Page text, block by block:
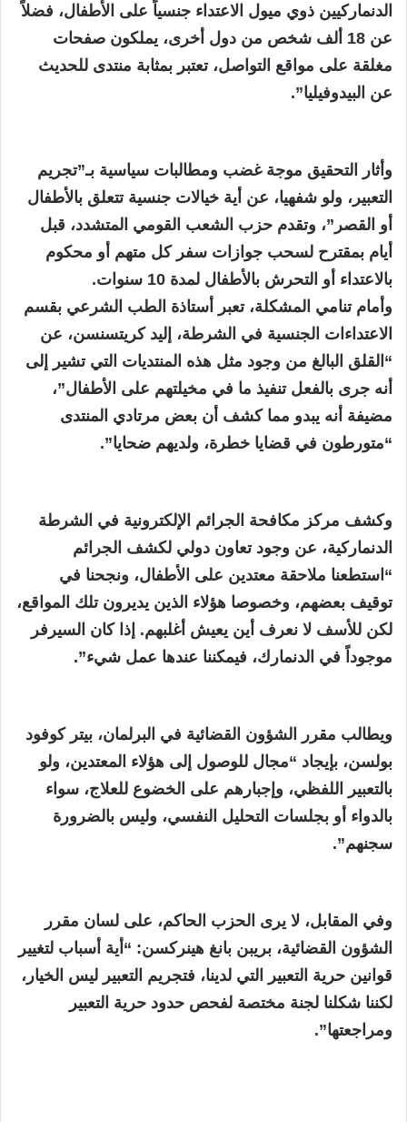
الدنماركيين ذوي ميول الاعتداء جنسياً على الأطفال، فضلاً
عن 18 ألف شخص من دول أخرى، يملكون صفحات
مغلقة على مواقع التواصل، تعتبر بمثابة منتدى للحديث
عن البيدوفيليا”.
وأثار التحقيق موجة غضب ومطالبات سياسية بـ”تجريم
التعبير، ولو شفهيا، عن أية خيالات جنسية تتعلق بالأطفال
أو القصر”، وتقدم حزب الشعب القومي المتشدد، قبل
أيام بمقترح لسحب جوازات سفر كل متهم أو محكوم
بالاعتداء أو التحرش بالأطفال لمدة 10 سنوات.
وأمام تنامي المشكلة، تعبر أستاذة الطب الشرعي بقسم
الاعتداءات الجنسية في الشرطة، إليد كريتسنسن، عن
“القلق البالغ من وجود مثل هذه المنتديات التي تشير إلى
أنه جرى بالفعل تنفيذ ما في مخيلتهم على الأطفال”،
مضيفة أنه يبدو مما كشف أن بعض مرتادي المنتدى
“متورطون في قضايا خطرة، ولديهم ضحايا”.
وكشف مركز مكافحة الجرائم الإلكترونية في الشرطة
الدنماركية، عن وجود تعاون دولي لكشف الجرائم
“استطعنا ملاحقة معتدين على الأطفال، ونجحنا في
توقيف بعضهم، وخصوصا هؤلاء الذين يديرون تلك المواقع،
لكن للأسف لا نعرف أين يعيش أغلبهم. إذا كان السيرفر
موجوداً في الدنمارك، فيمكننا عندها عمل شيء”.
ويطالب مقرر الشؤون القضائية في البرلمان، بيتر كوفود
بولسن، بإيجاد “مجال للوصول إلى هؤلاء المعتدين، ولو
بالتعبير اللفظي، وإجبارهم على الخضوع للعلاج، سواء
بالدواء أو بجلسات التحليل النفسي، وليس بالضرورة
سجنهم”.
وفي المقابل، لا يرى الحزب الحاكم، على لسان مقرر
الشؤون القضائية، بريبن بانغ هينركسن: “أية أسباب لتغيير
قوانين حرية التعبير التي لدينا، فتجريم التعبير ليس الخيار،
لكننا شكلنا لجنة مختصة لفحص حدود حرية التعبير
ومراجعتها”.